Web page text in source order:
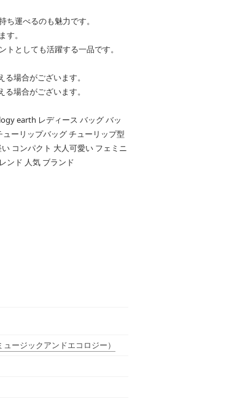
運べるのも魅力です。
。
としても活躍する一品です。
場合がございます。
場合がございます。
earth レディース バッグ バッ
ーリップバッグ チューリップ型
コンパクト 大人可愛い フェミニ
ンド 人気 ブランド
ュージックアンドエコロジー）